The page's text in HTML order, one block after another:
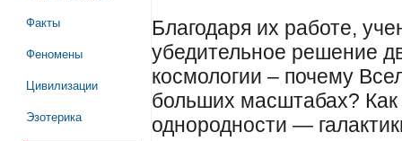
Факты
Феномены
Цивилизации
Эзотерика
Благодаря их работе,
убедительное решение
космологии – почему
больших масштабах? Как
однородности —